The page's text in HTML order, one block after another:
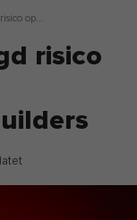
op...
risico